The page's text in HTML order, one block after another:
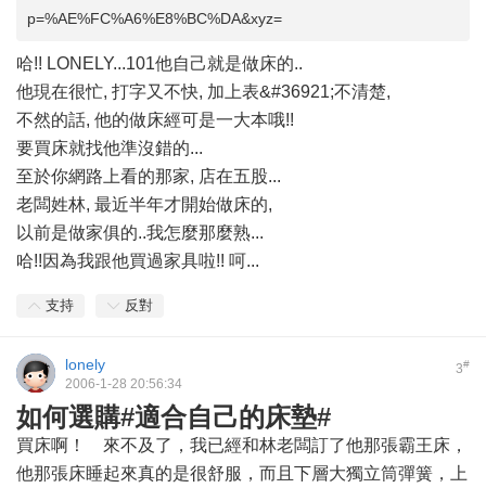
p=%AE%FC%A6%E8%BC%DA&xyz=
哈!! LONELY...101他自己就是做床的..
他現在很忙, 打字又不快, 加上表&#36921;不清楚,
不然的話, 他的做床經可是一大本哦!!
要買床就找他準沒錯的...
至於你網路上看的那家, 店在五股...
老闆姓林, 最近半年才開始做床的,
以前是做家俱的..我怎麼那麼熟...
哈!!因為我跟他買過家具啦!! 呵...
支持 反對
3#
lonely
2006-1-28 20:56:34
如何選購#適合自己的床墊#
買床啊！ 來不及了，我已經和林老闆訂了他那張霸王床，
他那張床睡起來真的是很舒服，而且下層大獨立筒彈簧，上